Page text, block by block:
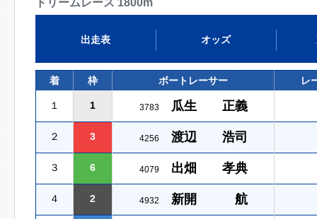
ドリームレース 1800m
出走表 オッズ
着 枠 ボートレーサー レ
１ 1 3783 瓜生 正義
２ 3 4256 渡辺 浩司
３ 6 4079 出畑 孝典
４ 2 4932 新開 航